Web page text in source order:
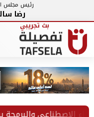
رئيس مجلس
رضا